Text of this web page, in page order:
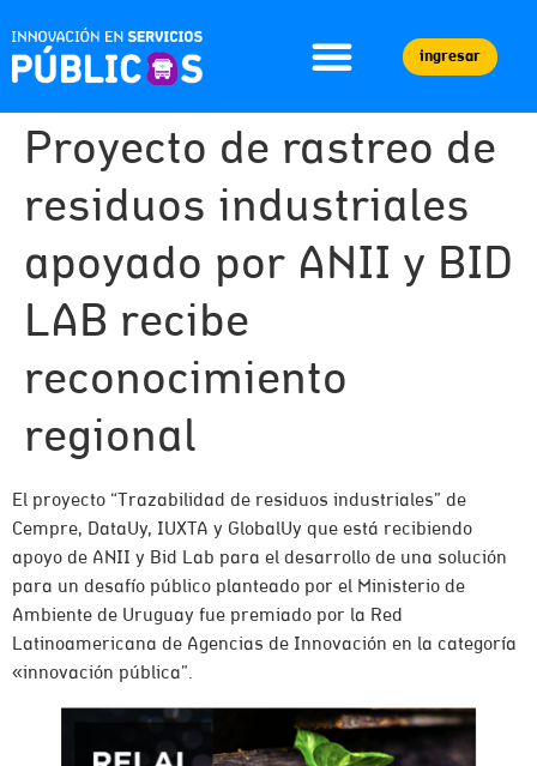
ingresar
Proyecto de rastreo de
residuos industriales
apoyado por ANII y BID
LAB recibe
reconocimiento
regional
El proyecto “Trazabilidad de residuos industriales” de
Cempre, DataUy, IUXTA y GlobalUy que está recibiendo
apoyo de ANII y Bid Lab para el desarrollo de una solución
para un desafío público planteado por el Ministerio de
Ambiente de Uruguay fue premiado por la Red
Latinoamericana de Agencias de Innovación en la categoría
«innovación pública”.